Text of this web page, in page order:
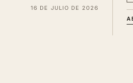
16 DE JULIO DE 2026